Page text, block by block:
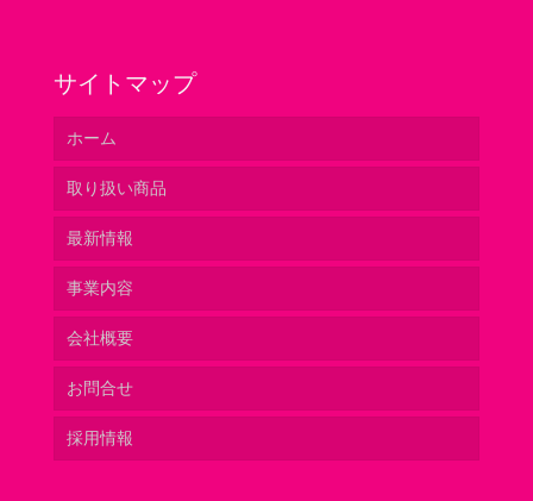
サイトマップ
ホーム
取り扱い商品
ベトナム
オランダ
コロンビア
チリ
ニュージーランド
最新情報
事業内容
ネットワーク
安定した出荷体制
品質管理
会社概要
グリーンウィングスよりご挨拶
会社概要
お問合せ
採用情報